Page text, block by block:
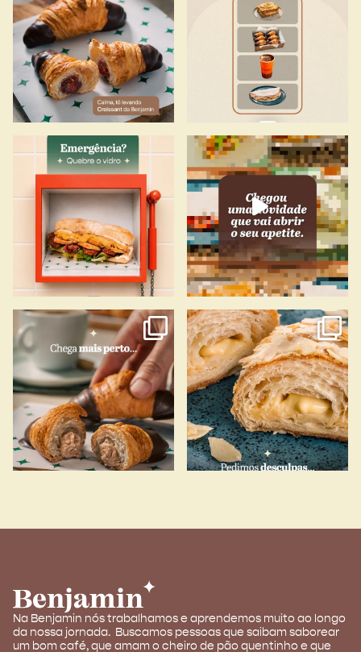
Na Benjamin nós trabalhamos e aprendemos muito ao longo
da nossa jornada. Buscamos pessoas que saibam saborear
um bom café, que amam o cheiro de pão quentinho e que